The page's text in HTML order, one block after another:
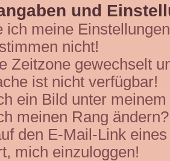
und
ich meine
nicht!
Zeitzone gewechselt
ist nicht verfügbar!
ein Bild unter
meinen Rang ändern?
den E-Mail-Link
mich einzuloggen!